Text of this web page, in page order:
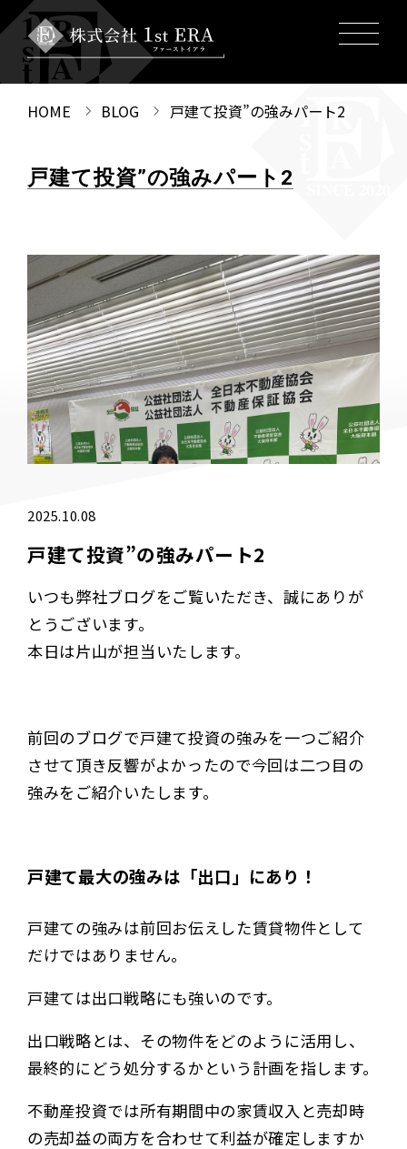
HOME BLOG 戸建て投資”の強みパート2
戸建て投資”の強みパート2
2025.10.08
戸建て投資”の強みパート2
いつも弊社ブログをご覧いただき、誠にありが
とうございます。
本日は片山が担当いたします。
前回のブログで戸建て投資の強みを一つご紹介
させて頂き反響がよかったので今回は二つ目の
強みをご紹介いたします。
戸建て最大の強みは「出口」にあり！
戸建ての強みは前回お伝えした賃貸物件として
だけではありません。
戸建ては出口戦略にも強いのです。
出口戦略とは、その物件をどのように活用し、
最終的にどう処分するかという計画を指します。
不動産投資では所有期間中の家賃収入と売却時
の売却益の両方を合わせて利益が確定しますか